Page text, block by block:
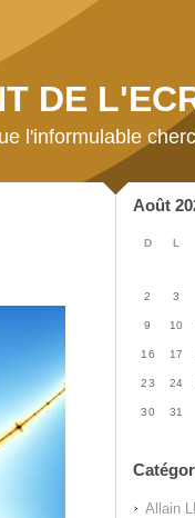
DE
l'informulable
Août
D L
2 3
9 10
16 17
23 24
30 31
Allain